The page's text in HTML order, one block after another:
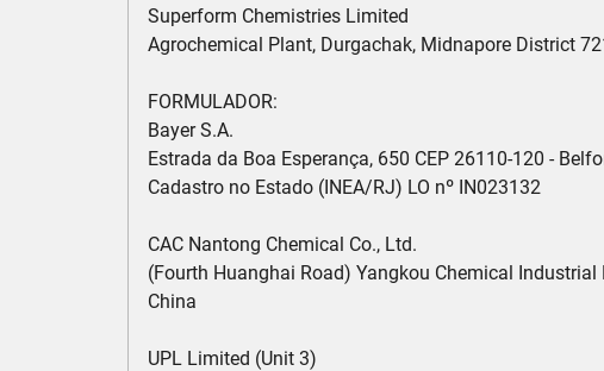
Superform Chemistries Limited
Agrochemical Plant, Durgachak, Midnapore District
FORMULADOR:
Bayer S.A.
Estrada da Boa Esperança, 650 CEP 26110-120 -
Cadastro no Estado (INEA/RJ) LO nº IN023132
CAC Nantong Chemical Co., Ltd.
(Fourth Huanghai Road) Yangkou Chemical
China
UPL Limited (Unit 3)